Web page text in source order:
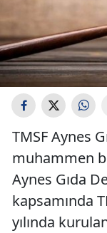
TMSF Aynes
muhammen
Aynes Gıda
kapsamında
yılında